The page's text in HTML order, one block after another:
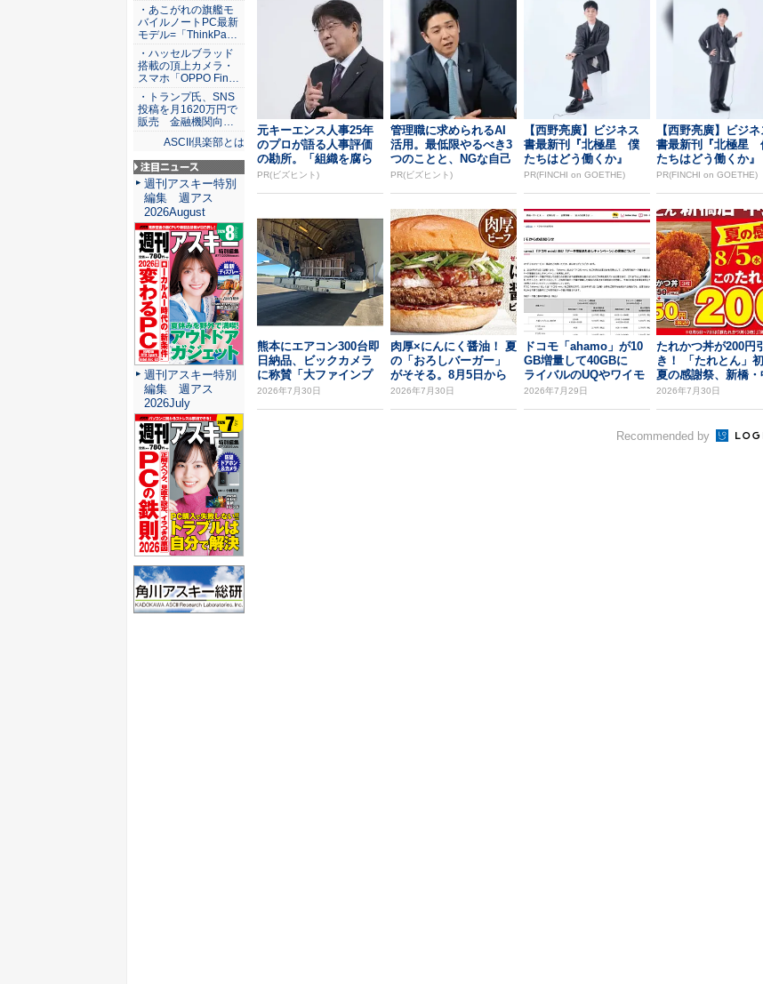
元キーエンス人事25年
のプロが語る人事評価
の勘所。「組織を腐ら
せるNG評価」とは...
PR(ビズヒント)
管理職に求められるAI
活用。最低限やるべき3
つのことと、NGな自己
認識
PR(ビズヒント)
【西野亮廣】ビジネス
書最新刊『北極星 僕
たちはどう働くか』
PR(FINCHI on GOETHE)
【西野亮廣】ビジネ
書最新刊『北極星
たちはどう働くか』
PR(FINCHI on GOETHE)
熊本にエアコン300台即
日納品、ビックカメラ
に称賛「大ファインプ
レー」
2026年7月30日
肉厚×にんにく醤油！ 夏
の「おろしバーガー」
がそそる。8月5日から
2026年7月30日
ドコモ「ahamo」が10
GB増量して40GBに
ライバルのUQやワイモ
バを意識...
2026年7月29日
たれかつ丼が200円引
き！ 「たれとん」
夏の感謝祭、新橋・
野北口で開催
2026年7月30日
Recommended by
・あこがれの旗艦モ
バイルノートPC最新
モデル=「ThinkPa…
・ハッセルブラッド
搭載の頂上カメラ・
スマホ「OPPO Fin…
・トランプ氏、SNS
投稿を月1620万円で
販売 金融機関向…
ASCII倶楽部とは
注目ニュース
週刊アスキー特別
編集 週アス
2026August
週刊アスキー特別
編集 週アス
2026July